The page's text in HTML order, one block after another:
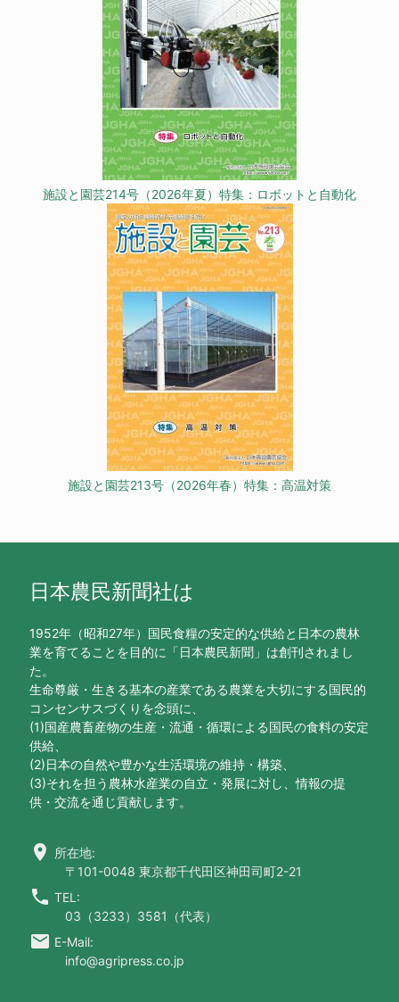
施設と園芸214号（2026年夏）特集：ロボットと自動化
施設と園芸213号（2026年春）特集：高温対策
日本農民新聞社は
1952年（昭和27年）国民食糧の安定的な供給と日本の農林
業を育てることを目的に「日本農民新聞」は創刊されまし
た。
生命尊厳・生きる基本の産業である農業を大切にする国民的
コンセンサスづくりを念頭に、
(1)国産農畜産物の生産・流通・循環による国民の食料の安定
供給、
(2)日本の自然や豊かな生活環境の維持・構築、
(3)それを担う農林水産業の自立・発展に対し、情報の提
供・交流を通じ貢献します。
location_on 所在地:
〒101-0048 東京都千代田区神田司町2-21
call TEL:
03（3233）3581（代表）
email E-Mail:
info@agripress.co.jp